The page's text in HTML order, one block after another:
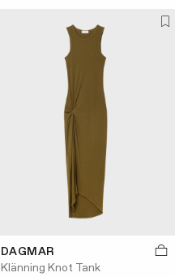
DAGMAR
Klänning Knot Tank